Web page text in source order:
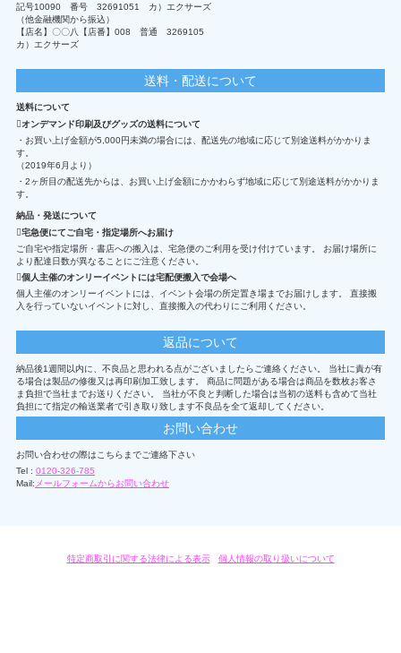
記号10090 番号 32691051 カ）エクサーズ
（他金融機関から振込）
【店名】〇〇八【店番】008 普通 3269105
カ）エクサーズ
送料・配送について
送料について
オンデマンド印刷及びグッズの送料について
・お買い上げ金額が5,000円未満の場合には、配送先の地域に応じて別途送料がかかりま
す。
（2019年6月より）
・2ヶ所目の配送先からは、お買い上げ金額にかかわらず地域に応じて別途送料がかかりま
す。
納品・発送について
宅急便にてご自宅・指定場所へお届け
ご自宅や指定場所・書店への搬入は、宅急便のご利用を受け付けています。 お届け場所に
より配達日数が異なることにご注意ください。
個人主催のオンリーイベントには宅配便搬入で会場へ
個人主催のオンリーイベントには、イベント会場の所定置き場までお届けします。 直接搬
入を行っていないイベントに対し、直接搬入の代わりにご利用ください。
返品について
納品後1週間以内に、不良品と思われる点がございましたらご連絡ください。 当社に責が有
る場合は製品の修復又は再印刷加工致します。 商品に問題がある場合は商品を数枚お客さ
ま負担で当社までお送りください。 当社が不良と判断した場合は当初の送料も含めて当社
負担にて指定の輸送業者で引き取り致します不良品を全て返却してください。
お問い合わせ
お問い合わせの際はこちらまでご連絡下さい
Tel : 0120-326-785
Mail: メールフォームからお問い合わせ
特定商取引に関する法律による表示/ 個人情報の取り扱いについて